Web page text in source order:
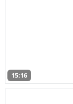
15:16